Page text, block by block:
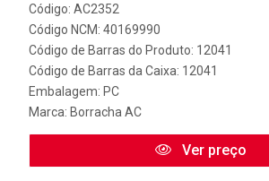
Código: AC2352
Código NCM: 40169990
Código de Barras do Produto: 12041
Código de Barras da Caixa: 12041
Embalagem: PC
Marca: Borracha AC
Ver preço